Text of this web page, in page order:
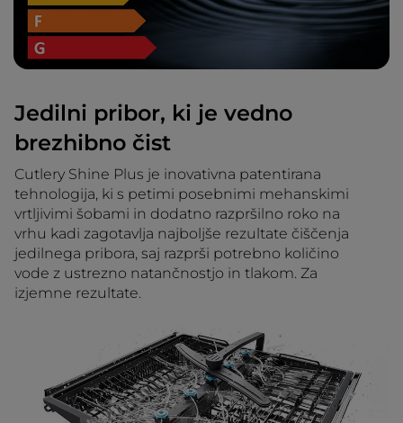
Jedilni pribor, ki je vedno
brezhibno čist
Cutlery Shine Plus je inovativna patentirana
tehnologija, ki s petimi posebnimi mehanskimi
vrtljivimi šobami in dodatno razpršilno roko na
vrhu kadi zagotavlja najboljše rezultate čiščenja
jedilnega pribora, saj razprši potrebno količino
vode z ustrezno natančnostjo in tlakom. Za
izjemne rezultate.